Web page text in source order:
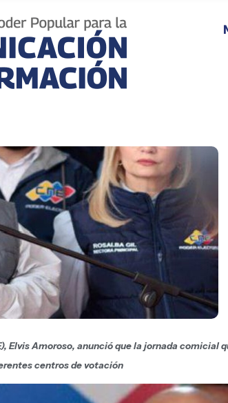
Elvis Amoroso, anunció que la jornada comicial
centros de votación